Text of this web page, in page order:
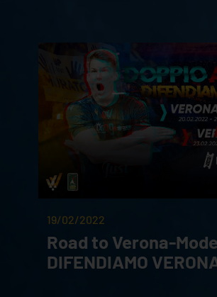
19/02/2022
Road to Verona-
DIFENDIAMO